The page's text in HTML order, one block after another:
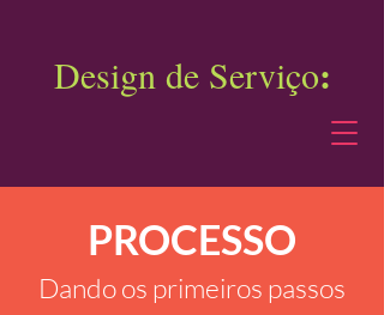
Design de Serviço:
PROCESSO
Dando os primeiros passos